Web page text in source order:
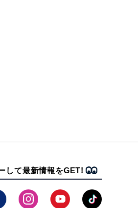
して最新情報をGET!